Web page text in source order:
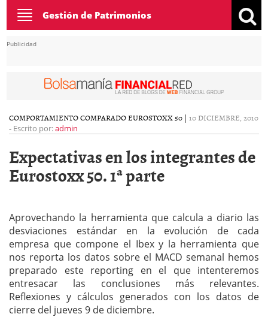
Toggle
navigation
Gestión de Patrimonios
Publicidad
COMPORTAMIENTO COMPARADO EUROSTOXX 50 | 10 DICIEMBRE, 2010
- Escrito por:admin
Expectativas en los integrantes de
Eurostoxx 50. 1ª parte
Aprovechando la herramienta que calcula a diario las
desviaciones estándar en la evolución de cada
empresa que compone el Ibex y la herramienta que
nos reporta los datos sobre el MACD semanal hemos
preparado este reporting en el que intenteremos
entresacar las conclusiones más relevantes.
Reflexiones y cálculos generados con los datos de
cierre del jueves 9 de diciembre.